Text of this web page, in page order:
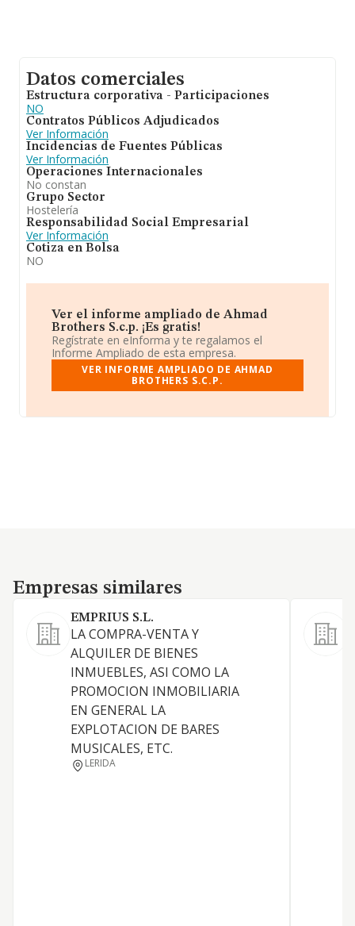
Datos comerciales
Estructura corporativa - Participaciones
NO
Contratos Públicos Adjudicados
Ver Información
Incidencias de Fuentes Públicas
Ver Información
Operaciones Internacionales
No constan
Grupo Sector
Hostelería
Responsabilidad Social Empresarial
Ver Información
Cotiza en Bolsa
NO
Ver el informe ampliado de Ahmad
Brothers S.c.p. ¡Es gratis!
Regístrate en eInforma y te regalamos el
Informe Ampliado de esta empresa.
VER INFORME AMPLIADO DE AHMAD
BROTHERS S.C.P.
Empresas similares
Empresas similares
EMPRIUS S.L.
LA COMPRA-VENTA Y
ALQUILER DE BIENES
INMUEBLES, ASI COMO LA
PROMOCION INMOBILIARIA
EN GENERAL LA
EXPLOTACION DE BARES
MUSICALES, ETC.
LERIDA